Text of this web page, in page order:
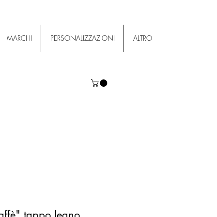
MARCHI PERSONALIZZAZIONI ALTRO